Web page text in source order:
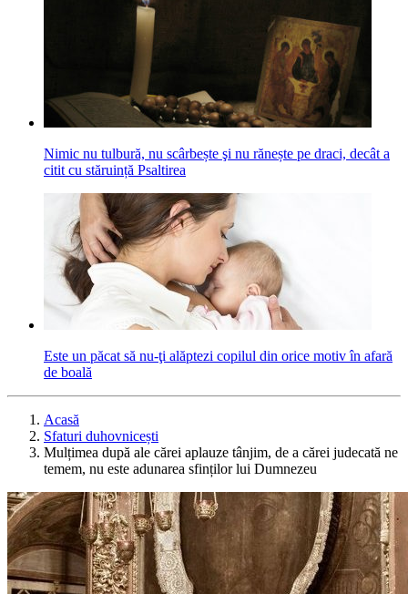
Nimic nu tulbură, nu scârbește şi nu rănește pe draci, decât a
citit cu stăruință Psaltirea
Este un păcat să nu-ţi alăptezi copilul din orice motiv în afară
de boală
Acasă
Sfaturi duhovnicești
Mulțimea după ale cărei aplauze tânjim, de a cărei judecată ne
temem, nu este adunarea sfinților lui Dumnezeu